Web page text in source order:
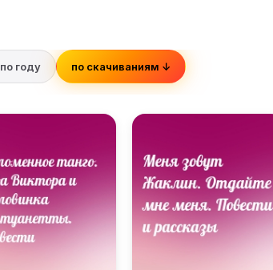
по году по скачиваниям ↓